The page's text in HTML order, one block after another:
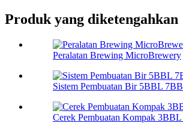
Produk yang diketengahkan
Peralatan Brewing MicroBrewery
Sistem Pembuatan Bir 5BBL
Cerek Pembuatan Kompak